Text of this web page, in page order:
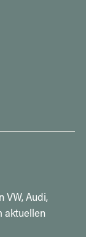
VW, Audi,
aktuellen